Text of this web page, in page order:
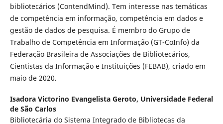
bibliotecários (ContendMind). Tem interesse nas temáticas
de competência em informação, competência em dados e
gestão de dados de pesquisa. É membro do Grupo de
Trabalho de Competência em Informação (GT-CoInfo) da
Federação Brasileira de Associações de Bibliotecários,
Cientistas da Informação e Instituições (FEBAB), criado em
maio de 2020.
Isadora Victorino Evangelista Geroto, Universidade Federal
de São Carlos
Bibliotecária do Sistema Integrado de Bibliotecas da